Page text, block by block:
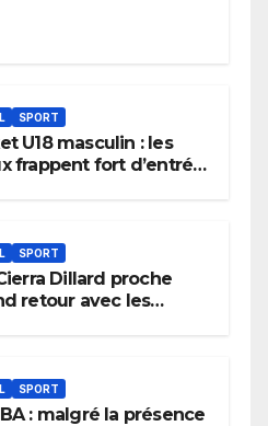
SPORT
U18 masculin : les
frappent fort d’entrée
SPORT
Dillard proche
retour avec les
SPORT
: malgré la présence